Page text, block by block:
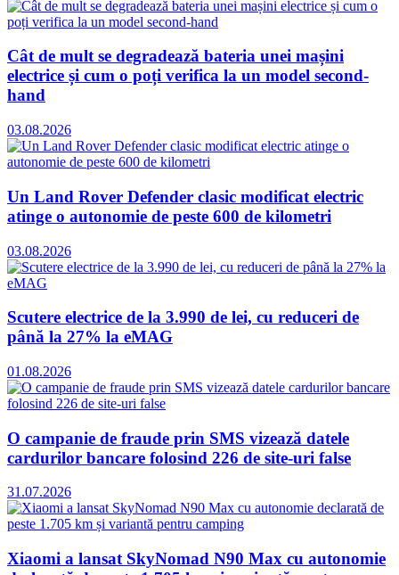
Cât de mult se degradează bateria unei mașini
electrice și cum o poți verifica la un model second-
hand
03.08.2026
Un Land Rover Defender clasic modificat electric
atinge o autonomie de peste 600 de kilometri
03.08.2026
Scutere electrice de la 3.990 de lei, cu reduceri de
până la 27% la eMAG
01.08.2026
O campanie de fraude prin SMS vizează datele
cardurilor bancare folosind 226 de site-uri false
31.07.2026
Xiaomi a lansat SkyNomad N90 Max cu autonomie